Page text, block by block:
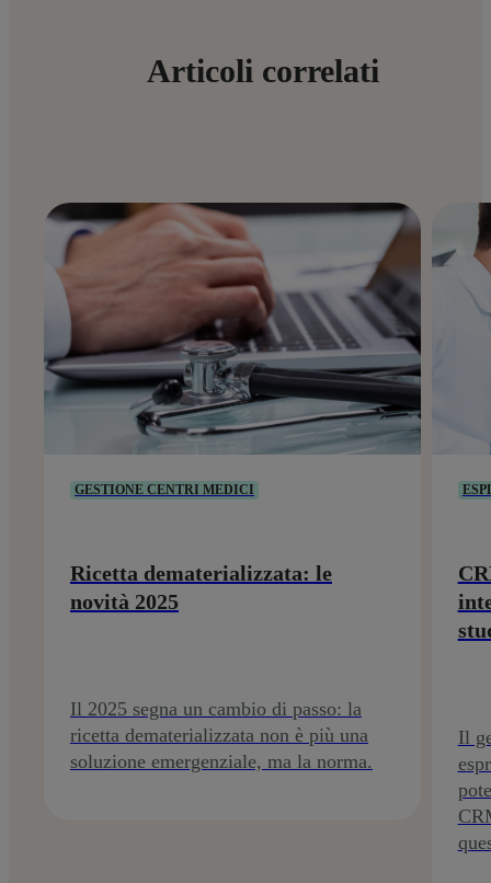
Articoli correlati
GESTIONE CENTRI MEDICI
Ricetta dematerializzata: le
novità 2025
Il 2025 segna un cambio di passo: la
ricetta dematerializzata non è più una
soluzione emergenziale, ma la norma.
Il